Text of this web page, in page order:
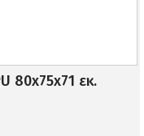
80x75x71 εκ.